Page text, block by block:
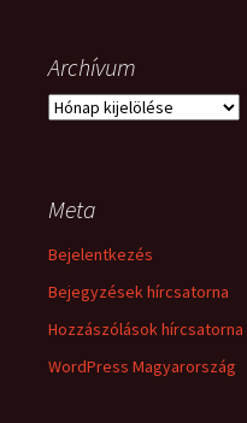
Archívum
Archívum
Meta
Bejelentkezés
Bejegyzések hírcsatorna
Hozzászólások hírcsatorna
WordPress Magyarország